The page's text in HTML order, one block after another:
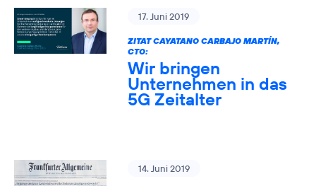
17. Juni 2019
ZITAT CAYATANO CARBAJO MARTÍN,
CTO:
Wir bringen
Unternehmen in das
5G Zeitalter
14. Juni 2019